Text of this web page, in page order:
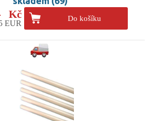
Kč
EUR
Do košíku